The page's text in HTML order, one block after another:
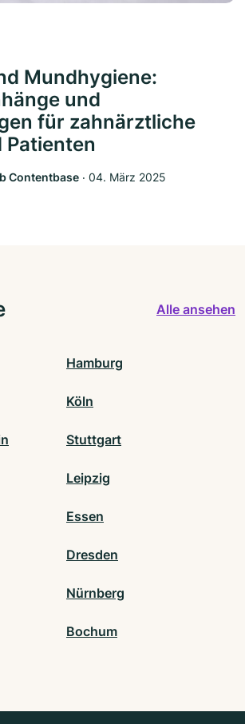
Mundhygiene:
und
für zahnärztliche
Patienten
Contentbase ‧ 04. März 2025
Alle ansehen
Hamburg
Köln
Stuttgart
Leipzig
Essen
Dresden
Nürnberg
Bochum